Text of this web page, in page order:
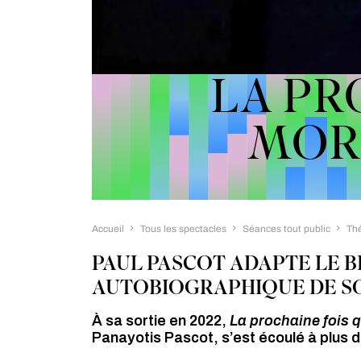
LA
Accueil Tous les spectacles Séances tout public
PAUL PASCOT ADAPTE LE
AUTOBIOGRAPHIQUE DE
À sa sortie en 2022, La prochaine fois
Panayotis Pascot, s’est écoulé à plus